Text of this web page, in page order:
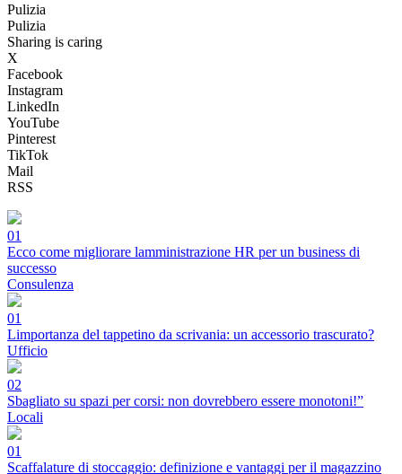
Pulizia
Pulizia
Sharing is caring
X
Facebook
Instagram
LinkedIn
YouTube
Pinterest
TikTok
Mail
RSS
01
Ecco come migliorare lamministrazione HR per un business di
successo
Consulenza
01
Limportanza del tappetino da scrivania: un accessorio trascurato?
Ufficio
02
Sbagliato su spazi per corsi: non dovrebbero essere monotoni!”
Locali
01
Scaffalature di stoccaggio: definizione e vantaggi per il magazzino